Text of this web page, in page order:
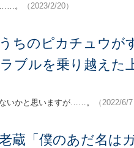
。 （2023/2/20）
うちのピカチュウ
ブルを乗り越えた
いかと思いますが……。 （2022/6/7
蔵「僕のあだ名